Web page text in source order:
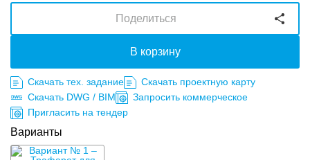
В корзину
Поделиться
Скачать тех. задание
Скачать проектную карту
Скачать DWG / BIM
Запросить коммерческое
Пригласить на тендер
Варианты